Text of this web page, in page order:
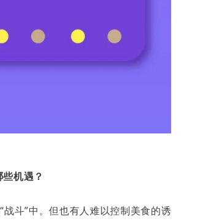
机遇？
斗”中。但也有人难以控制美食的诱